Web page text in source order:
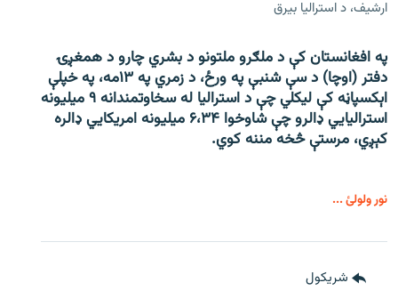
ارشیف، د استرالیا بیرق
په افغانستان کې د ملګرو ملتونو د بشري چارو د همغږۍ
دفتر (اوچا) د سې ‌شنبې په ورځ، د زمري په ۱۳مه، په خپلې
اېکسپاڼه کې لیکلي چې د استرالیا له سخاوتمندانه ۹ میلیونه
استرالیايي ډالرو چې شاوخوا ۶،۳۴ میلیونه امریکايي ډالره
کېږي، مرستې څخه مننه کوي.
نور ولولئ ...
شريکول